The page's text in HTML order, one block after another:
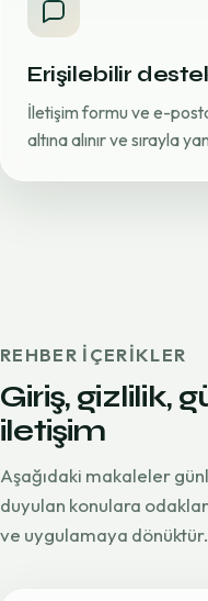
Erişilebilir
İletişim formu ve e-
altına alınır ve sırayla
REHBER IÇERIKLER
Giriş, gizlilik,
iletişim
Aşağıdaki makaleler
duyulan konulara
ve uygulamaya dönüktür.